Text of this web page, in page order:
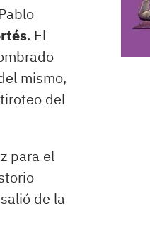
. El
mismo,
del
para el
de la